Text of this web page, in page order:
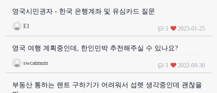
영국시민권자 - 한국 은행계좌 및 유심카드 질문
E1 3 2023-01-25
영국 여행 계획중인데, 한인민박 추천해주실 수 있나요?
swcatmum 3 2022-09-30
부동산 통하는 렌트 구하기가 어려워서 섭렛 생각중인데 괜찮을